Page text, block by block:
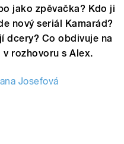
jako zpěvačka? Kdo ji
nový seriál Kamarád?
dcery? Co obdivuje na
v rozhovoru s Alex.
Josefová